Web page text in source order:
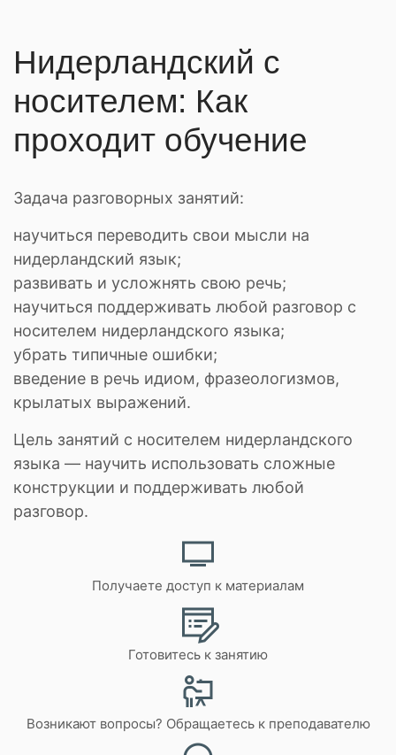
Нидерландский с
носителем: Как
проходит обучение
Задача разговорных занятий:
научиться переводить свои мысли на
нидерландский язык;
развивать и усложнять свою речь;
научиться поддерживать любой разговор с
носителем нидерландского языка;
убрать типичные ошибки;
введение в речь идиом, фразеологизмов,
крылатых выражений.
Цель занятий с носителем нидерландского
языка — научить использовать сложные
конструкции и поддерживать любой
разговор.
Получаете доступ к материалам
Готовитесь к занятию
Возникают вопросы? Обращаетесь к преподавателю